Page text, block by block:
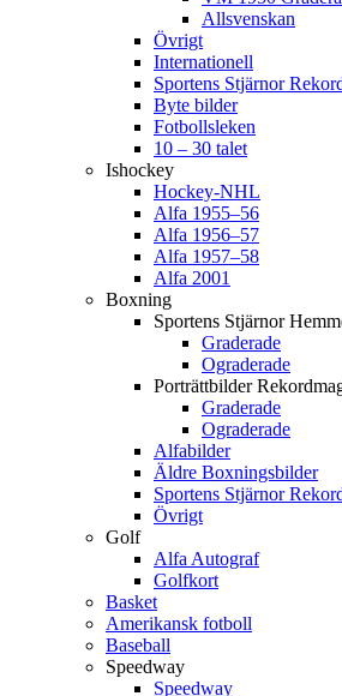
Allsvenskan
Övrigt
Internationell
Sportens Stjärnor
Byte bilder
Fotbollsleken
10 – 30 talet
Ishockey
Hockey-NHL
Alfa 1955–56
Alfa 1956–57
Alfa 1957–58
Alfa 2001
Boxning
Sportens Stjärnor
Graderade
Ograderade
Porträttbilder
Graderade
Ograderade
Alfabilder
Äldre Boxningsbilder
Sportens Stjärnor
Övrigt
Golf
Alfa Autograf
Golfkort
Basket
Amerikansk fotboll
Baseball
Speedway
Speedway